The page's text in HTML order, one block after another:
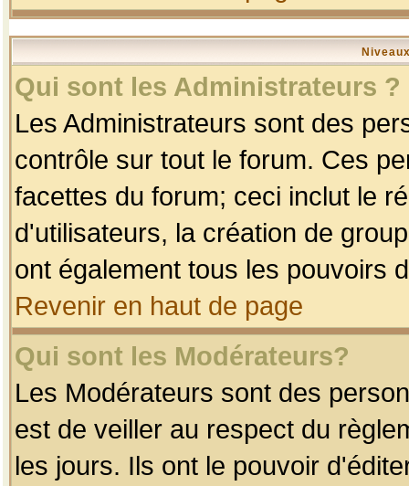
Qui sont les Administrateurs ?
Les Administrateurs sont des
contrôle sur tout le forum. Ces
facettes du forum; ceci inclut le
d'utilisateurs, la création de
ont également tous les pouvoirs
Revenir en haut de page
Qui sont les Modérateurs?
Les Modérateurs sont des
est de veiller au respect du
les jours. Ils ont le pouvoir